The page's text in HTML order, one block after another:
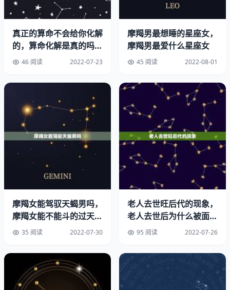
这样的话，就变成了痛苦的了，即：已经不是人了，
中国不承认安详死亡，非要遭完罪，受完苦在死，般的折磨
呀，
真正的算命不会给你化解
的，算命化解是真的吗？
为什么我找一位算命师化
46 阅读 2022-07-23
摩羯男最想睡的星座女，
摩羯男最爱什么星座女
45 阅读 2022-08-01
摩羯女能驾驭天蝎男吗，
摩羯女能不能斗的过天蝎
男 35 阅读 2022-07-30
老人去世旺后代的现象，
老人去世后为什么被面子
留给后人？
95 阅读 2022-07-26